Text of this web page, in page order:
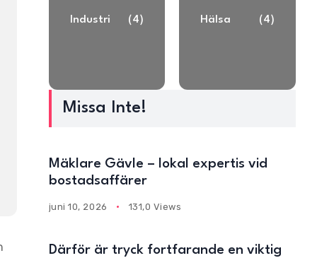
Industri (4) Hälsa (4)
Missa Inte!
Mäklare Gävle – lokal expertis vid
bostadsaffärer
juni 10, 2026 131,0 Views
Därför är tryck fortfarande en viktig